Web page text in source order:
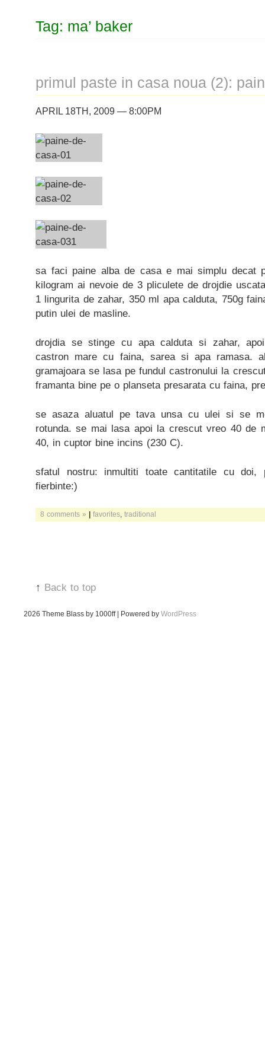
Tag: ma’ baker
primul paste in casa noua (2):
APRIL 18TH, 2009 — 8:00PM
sa faci paine alba de casa e mai simplu decat
kilogram ai nevoie de 3 pliculete de drojdie
1 lingurita de zahar, 350 ml apa calduta, 750g
putin ulei de masline.
drojdia se stinge cu apa calduta si zahar,
castron mare cu faina, sarea si apa ramasa.
gramajoara se lasa pe fundul castronului la
framanta bine pe o planseta presarata cu faina,
se asaza aluatul pe tava unsa cu ulei si se
rotunda. se mai lasa apoi la crescut vreo 40 de
40, in cuptor bine incins (230 C).
sfatul nostru: inmultiti toate cantitatile cu doi,
fierbinte:)
8 comments » | favorites traditional
↑ Back to top
2026 Theme Blass by 1000ff | Powered by WordPress